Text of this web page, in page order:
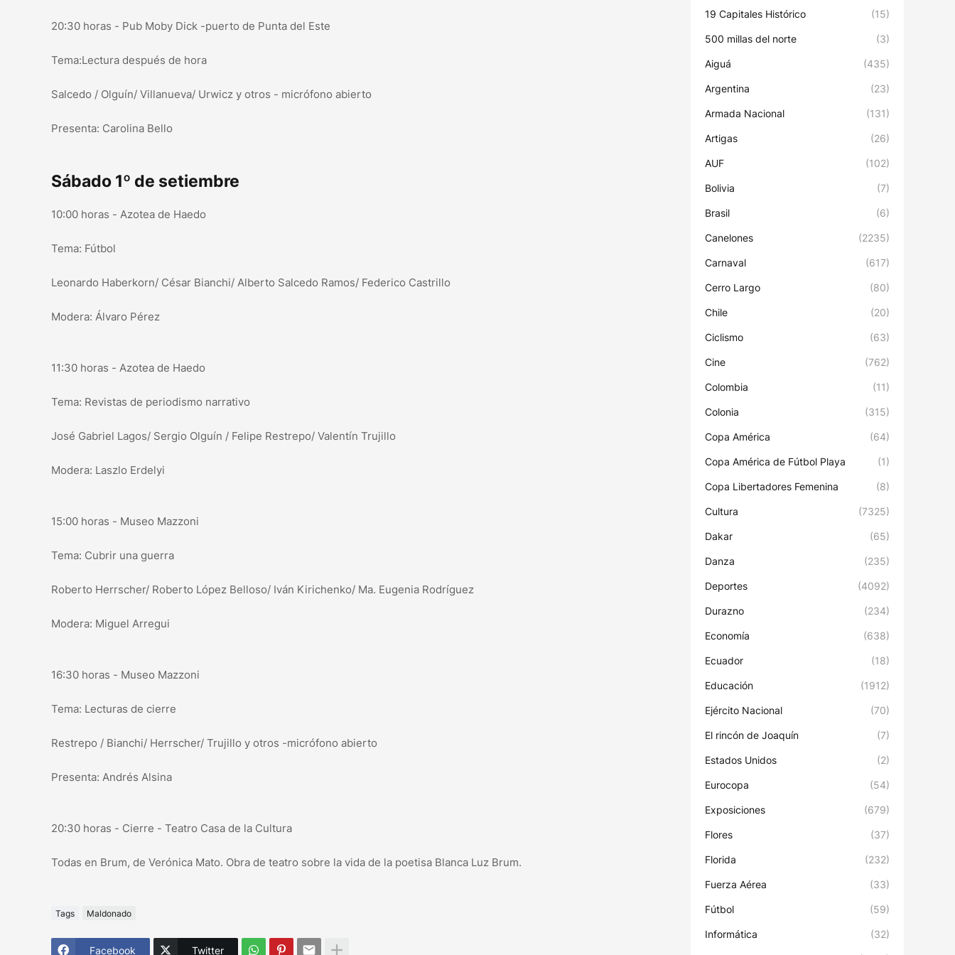
20:30 horas - Pub Moby Dick -puerto de Punta del Este
Tema:Lectura después de hora
Salcedo / Olguín/ Villanueva/ Urwicz y otros - micrófono abierto
Presenta: Carolina Bello
Sábado 1º de setiembre
10:00 horas - Azotea de Haedo
Tema: Fútbol
Leonardo Haberkorn/ César Bianchi/ Alberto Salcedo Ramos/ Federico Castrillo
Modera: Álvaro Pérez
11:30 horas - Azotea de Haedo
Tema: Revistas de periodismo narrativo
José Gabriel Lagos/ Sergio Olguín / Felipe Restrepo/ Valentín Trujillo
Modera: Laszlo Erdelyi
15:00 horas - Museo Mazzoni
Tema: Cubrir una guerra
Roberto Herrscher/ Roberto López Belloso/ Iván Kirichenko/ Ma. Eugenia Rodríguez
Modera: Miguel Arregui
16:30 horas - Museo Mazzoni
Tema: Lecturas de cierre
Restrepo / Bianchi/ Herrscher/ Trujillo y otros -micrófono abierto
Presenta: Andrés Alsina
20:30 horas - Cierre - Teatro Casa de la Cultura
Todas en Brum, de Verónica Mato. Obra de teatro sobre la vida de la poetisa Blanca Luz Brum.
Tags Maldonado
Facebook Twitter
19 Capitales Histórico (15)
500 millas del norte (3)
Aiguá (435)
Argentina (23)
Armada Nacional (131)
Artigas (26)
AUF (102)
Bolivia (7)
Brasil (6)
Canelones (2235)
Carnaval (617)
Cerro Largo (80)
Chile (20)
Ciclismo (63)
Cine (762)
Colombia (11)
Colonia (315)
Copa América (64)
Copa América de Fútbol Playa (1)
Copa Libertadores Femenina (8)
Cultura (7325)
Dakar (65)
Danza (235)
Deportes (4092)
Durazno (234)
Economía (638)
Ecuador (18)
Educación (1912)
Ejército Nacional (70)
El rincón de Joaquín (7)
Estados Unidos (2)
Eurocopa (54)
Exposiciones (679)
Flores (37)
Florida (232)
Fuerza Aérea (33)
Fútbol (59)
Informática (32)